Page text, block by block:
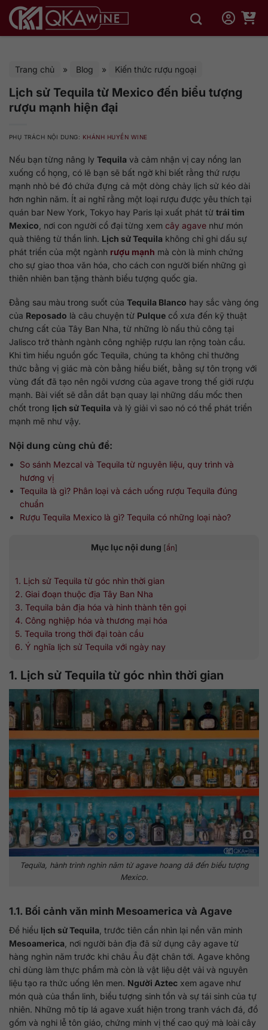
qua
Trang chủ » Blog » Kiến thức rượu ngoại
Lịch sử Tequila từ Mexico đến biểu tượng
rượu mạnh hiện đại
PHỤ TRÁCH NỘI DUNG: KHÁNH HUYỀN WINE
Nếu bạn từng nâng ly Tequila và cảm nhận vị cay nồng lan
xuống cổ họng, có lẽ bạn sẽ bất ngờ khi biết rằng thứ rượu
mạnh nhỏ bé đó chứa đựng cả một dòng chảy lịch sử kéo dài
hơn nghìn năm. Ít ai nghĩ rằng một loại rượu được yêu thích tại
quán bar New York, Tokyo hay Paris lại xuất phát từ trái tim
Mexico , nơi con người cổ đại từng xem cây agave như món
quà thiêng từ thần linh. Lịch sử Tequila không chỉ ghi dấu sự
phát triển của một ngành rượu mạnh mà còn là minh chứng
cho sự giao thoa văn hóa, cho cách con người biến những gì
thiên nhiên ban tặng thành biểu tượng quốc gia.
Đằng sau màu trong suốt của Tequila Blanco hay sắc vàng óng
của Reposado là câu chuyện từ Pulque cổ xưa đến kỹ thuật
chưng cất của Tây Ban Nha, từ những lò nấu thủ công tại
Jalisco trở thành ngành công nghiệp rượu lan rộng toàn cầu.
Khi tìm hiểu nguồn gốc Tequila, chúng ta không chỉ thưởng
thức bằng vị giác mà còn bằng hiểu biết, bằng sự tôn trọng với
vùng đất đã tạo nên ngôi vương của agave trong thế giới rượu
mạnh. Bài viết sẽ dẫn dắt bạn quay lại những dấu mốc then
chốt trong lịch sử Tequila và lý giải vì sao nó có thể phát triển
mạnh mẽ như vậy.
Nội dung cùng chủ đề:
So sánh Mezcal và Tequila từ nguyên liệu, quy trình và
hương vị
Tequila là gì? Phân loại và cách uống rượu Tequila đúng
chuẩn
Rượu Tequila Mexico là gì? Tequila có những loại nào?
Mục lục nội dung [ẩn]
1. Lịch sử Tequila từ góc nhìn thời gian
2. Giai đoạn thuộc địa Tây Ban Nha
3. Tequila bản địa hóa và hình thành tên gọi
4. Công nghiệp hóa và thương mại hóa
5. Tequila trong thời đại toàn cầu
6. Ý nghĩa lịch sử Tequila với ngày nay
1. Lịch sử Tequila từ góc nhìn thời gian
Tequila, hành trình nghìn năm từ agave hoang dã đến biểu tượng
Mexico.
1.1. Bối cảnh văn minh Mesoamerica và Agave
Để hiểu lịch sử Tequila , trước tiên cần nhìn lại nền văn minh
Mesoamerica , nơi người bản địa đã sử dụng cây agave từ
hàng nghìn năm trước khi châu Âu đặt chân tới. Agave không
chỉ dùng làm thực phẩm mà còn là vật liệu dệt vải và nguyên
liệu tạo ra thức uống lên men. Người Aztec xem agave như
món quà của thần linh, biểu tượng sinh tồn và sự tái sinh của tự
nhiên. Những mô típ lá agave xuất hiện trong tranh vách đá, đồ
gốm và nghi lễ tôn giáo, chứng minh vị thế cao quý mà loài cây